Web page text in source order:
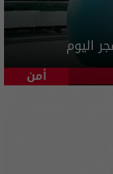
اليوم
أمن